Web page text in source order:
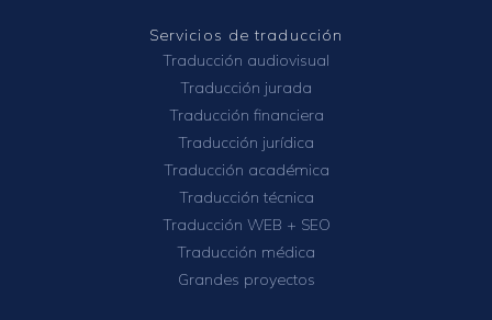
Servicios de traducción
Traducción audiovisual
Traducción jurada
Traducción financiera
Traducción jurídica
Traducción académica
Traducción técnica
Traducción WEB + SEO
Traducción médica
Grandes proyectos